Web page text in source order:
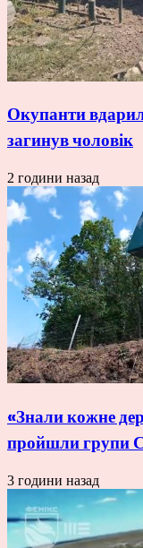
Окупанти
загинув чоловік
2 години назад
«Знали кожне
пройшли групи
3 години назад